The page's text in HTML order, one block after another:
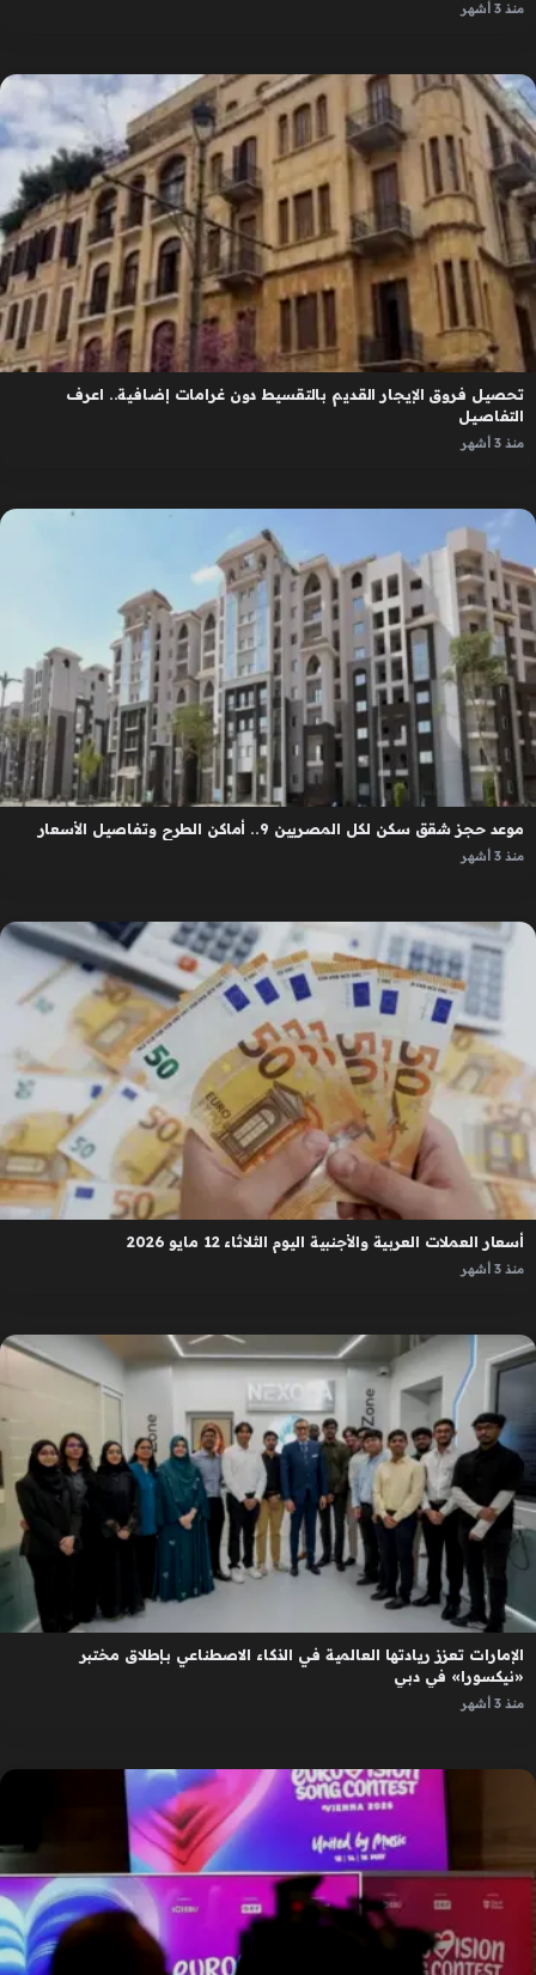
منذ 3 أشهر
تحصيل فروق الإيجار القديم بالتقسيط دون غرامات إضافية.. اعرف
التفاصيل
منذ 3 أشهر
موعد حجز شقق سكن لكل المصريين 9.. أماكن الطرح وتفاصيل الأسعار
منذ 3 أشهر
أسعار العملات العربية والأجنبية اليوم الثلاثاء 12 مايو 2026
منذ 3 أشهر
الإمارات تعزز ريادتها العالمية في الذكاء الاصطناعي بإطلاق مختبر
«نيكسورا» في دبي
منذ 3 أشهر